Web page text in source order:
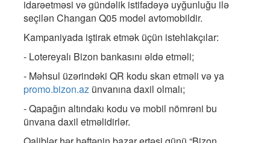
idarəetməsi və gündəlik istifadəyə uyğunluğu ilə
seçilən Changan Q05 model avtomobildir.
Kampaniyada iştirak etmək üçün istehlakçılar:
- Lotereyalı Bizon bankasını əldə etməli;
- Məhsul üzərindəki QR kodu skan etməli və ya
promo.bizon.az ünvanına daxil olmalı;
- Qapağın altındakı kodu və mobil nömrəni bu
ünvana daxil etməlidirlər.